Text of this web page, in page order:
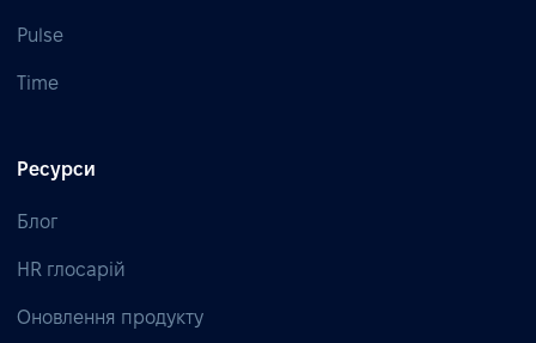
Pulse
Time
Ресурси
Блог
HR глосарій
Оновлення продукту